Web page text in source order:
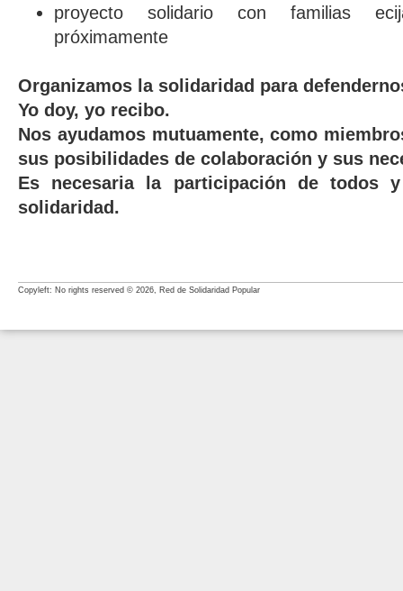
proyecto solidario con familias
próximamente
Organizamos la solidaridad para
Yo doy, yo recibo.
Nos ayudamos mutuamente, como
sus posibilidades de colaboración y sus
Es necesaria la participación de todos
solidaridad.
Copyleft: No rights reserved © 2026, Red de Solidaridad Popular